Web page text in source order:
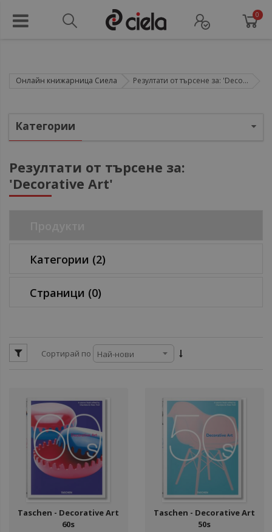
0
Онлайн книжарница Сиела Резултати от търсене за: 'Deco...
Резултати от търсене за:
'Decorative Art'
Категории (2)
Страници (0)
Сортирай по
Taschen - Decorative Art
60s
Taschen - Decorative Art
50s
Категории